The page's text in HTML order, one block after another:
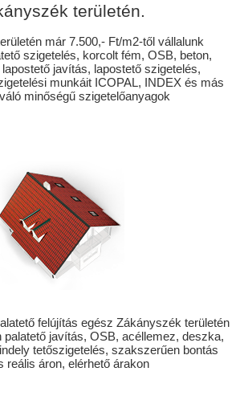
területén.
már 7.500,- Ft/m2-től vállalunk
szigetelés, korcolt fém, OSB, beton,
javítás, lapostető szigetelés,
munkáit ICOPAL, INDEX és más
minőségű szigetelőanyagok
felújítás egész Zákányszék területén
javítás, OSB, acéllemez, deszka,
tetőszigetelés, szakszerűen bontás
reális áron, elérhető árakon